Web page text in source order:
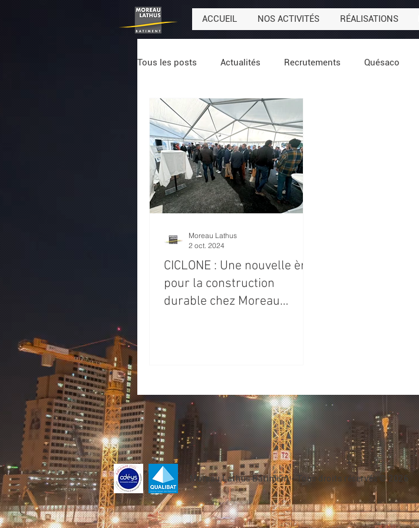
ACCUEIL NOS ACTIVITÉS RÉALISATIONS
Tous les posts Actualités Recrutements Quésaco
CICLONE : Une nouvelle ère
pour la construction
durable chez Moreau
Moreau Lathus
2 oct. 2024
Moreau Lathus Bâtiment - Tous droits réservés © 2026